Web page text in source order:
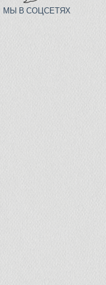
МЫ В СОЦСЕТЯХ